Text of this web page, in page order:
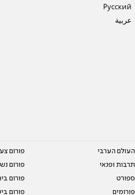
Pусский
عربية
העולם הערבי
תרבות ופנאי
ספורט
פורומים
פורום
פורום
פורום
פורום